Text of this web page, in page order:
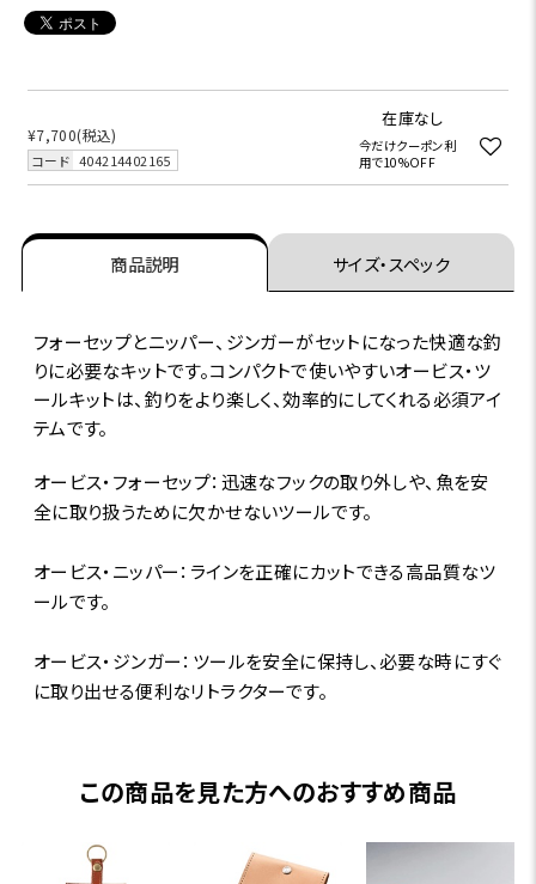
¥7,700(税込)
コード 404214402165
在庫なし
今だけクーポン利
用で10%OFF
商品説明 サイズ・スペック
フォーセップとニッパー、ジンガーがセットになった快適な釣
りに必要なキットです。コンパクトで使いやすいオービス・ツ
ールキットは、釣りをより楽しく、効率的にしてくれる必須アイ
テムです。
オービス・フォーセップ：迅速なフックの取り外しや、魚を安
全に取り扱うために欠かせないツールです。
オービス・ニッパー：ラインを正確にカットできる高品質なツ
ールです。
オービス・ジンガー：ツールを安全に保持し、必要な時にすぐ
に取り出せる便利なリトラクターです。
この商品を見た方へのおすすめ商品